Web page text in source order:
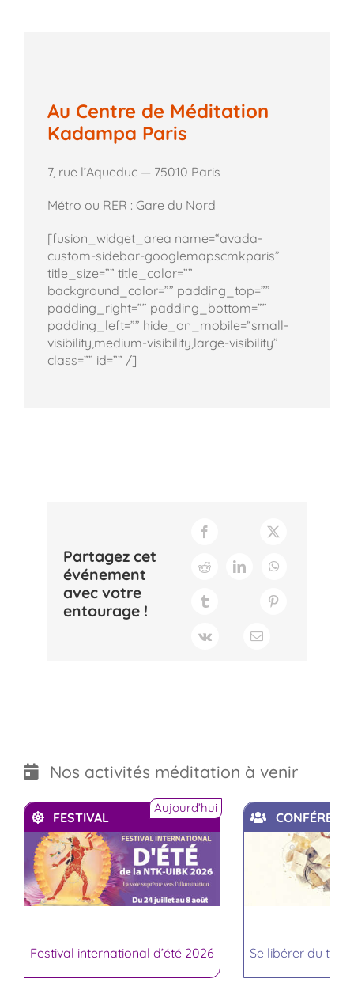
Au Centre de Méditation
Kadampa Paris
7, rue l’Aqueduc — 75010 Paris
Métro ou RER : Gare du Nord
[fusion_widget_area name=“avada-
custom-sidebar-googlemapscmkparis”
title_size=”” title_color=””
background_color=”” padding_top=””
padding_right=”” padding_bottom=””
padding_left=”” hide_on_mobile=“small-
visibility,medium-visibility,large-visibility”
class=”” id=”” /]
Partagez cet
événement
avec votre
entourage !
Nos activités méditation à venir
FESTIVAL
Aujourd’hui
Festival international d’été 2026 Se libérer du